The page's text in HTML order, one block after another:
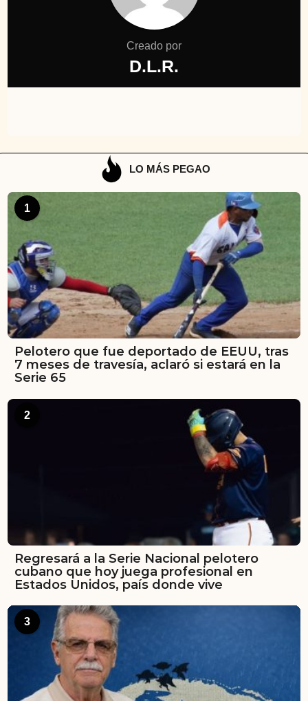
Creado por
D.L.R.
LO MÁS PEGAO
1
Pelotero que fue deportado de EEUU, tras
7 meses de travesía, aclaró si estará en la
Serie 65
2
Regresará a la Serie Nacional pelotero
cubano que hoy juega profesional en
Estados Unidos, país donde vive
3